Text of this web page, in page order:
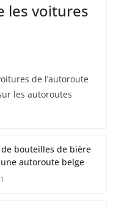
les voitures
de l’autoroute
les autoroutes
bouteilles de bière
autoroute belge